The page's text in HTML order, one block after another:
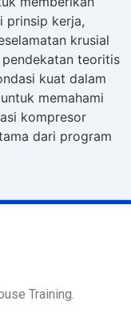
prinsip kerja,
krusial
teoritis
kuat dalam
memahami
kompresor
dari program
Training.